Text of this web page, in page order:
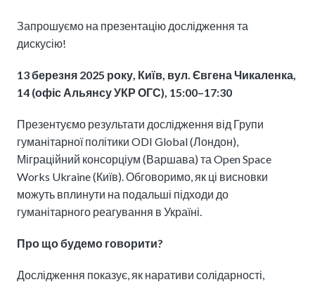
Запрошуємо на презентацію дослідження та
дискусію!
13 березня 2025 року, Київ, вул. Євгена Чикаленка,
14 (офіс Альянсу УКР ОГС), 15:00–17:30
Презентуємо результати дослідження від Групи
гуманітарної політики ODI Global (Лондон),
Міграційний консорціум (Варшава) та Open Space
Works Ukraine (Київ). Обговоримо, як ці висновки
можуть вплинути на подальші підходи до
гуманітарного реагування в Україні.
Про що будемо говорити?
Дослідження показує, як наративи солідарності,